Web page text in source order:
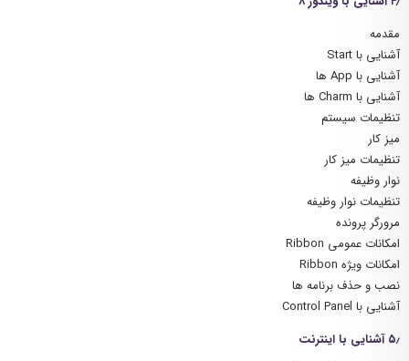
مقدمه
آشنایی با Start
آشنایی با App ها
آشنایی با Charm ها
تنظیمات سیستم
میز کار
تنظیمات میز کار
نوار وظیفه
تنظیمات نوار وظیفه
مرورگر پرونده
امکانات عمومی Ribbon
امکانات ویژه Ribbon
نصب و حذف برنامه ها
آشنایی با Control Panel
۵٫ آشنایی با اینترنت